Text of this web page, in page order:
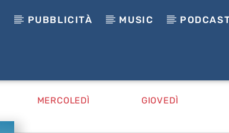
PUBBLICITÀ MUSIC
MERCOLEDÌ GIOVEDÌ